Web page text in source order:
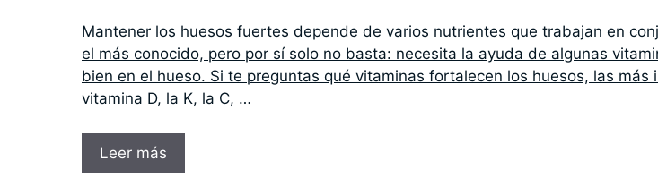
Mantener los huesos fuertes depende de varios nutrientes que trabajan en
el más conocido, pero por sí solo no basta: necesita la ayuda de algunas
bien en el hueso. Si te preguntas qué vitaminas fortalecen los huesos, las más
vitamina D, la K, la C, …
Leer más